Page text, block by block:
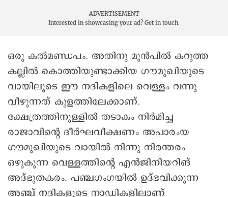
ADVERTISEMENT
Interested in showcasing your ad? Get in touch.
ഒരു കൽമണ്ഡപം. അതിനു മുൻപിൽ കറുത്ത
കല്ലിൽ കൊത്തിയുണ്ടാക്കിയ ഗൗമുഖിയുടെ
വായിലൂടെ ഈ നദികളിലെ വെള്ളം വന്നു
വീഴുന്നത് കുളത്തിലേക്കാണ്.
ക്ഷേത്രത്തിനുള്ളിൽ തടാകം നിർമിച്ച
രാജാവിന്റെ ദീർഘവീക്ഷണം അപാരംയ
ഗൗമുഖിയുടെ വായിൽ നിന്നു നിരന്തരം
ഒഴുകുന്ന വെള്ളത്തിന്റെ എൻജിനിയറിങ്
അദ്ഭുതകരം. പഞ്ചഗംഗയിൽ ഉദ്ഭവിക്കുന്ന
അഞ്ച് നദികളുടെ നാഡികളിലാണ്